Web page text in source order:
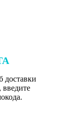
доставки
введите